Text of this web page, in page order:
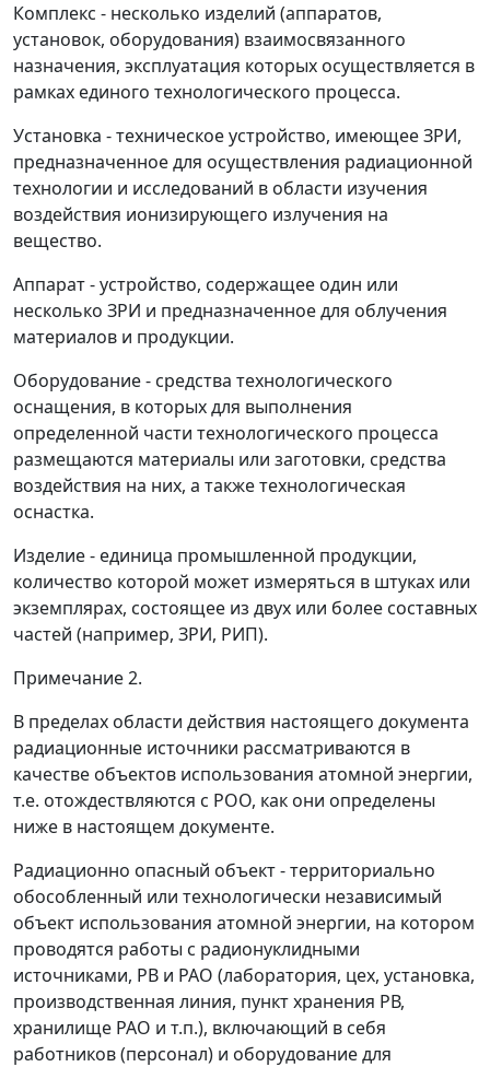
Комплекс - несколько изделий (аппаратов,
установок, оборудования) взаимосвязанного
назначения, эксплуатация которых осуществляется в
рамках единого технологического процесса.
Установка - техническое устройство, имеющее ЗРИ,
предназначенное для осуществления радиационной
технологии и исследований в области изучения
воздействия ионизирующего излучения на
вещество.
Аппарат - устройство, содержащее один или
несколько ЗРИ и предназначенное для облучения
материалов и продукции.
Оборудование - средства технологического
оснащения, в которых для выполнения
определенной части технологического процесса
размещаются материалы или заготовки, средства
воздействия на них, а также технологическая
оснастка.
Изделие - единица промышленной продукции,
количество которой может измеряться в штуках или
экземплярах, состоящее из двух или более составных
частей (например, ЗРИ, РИП).
Примечание 2.
В пределах области действия настоящего документа
радиационные источники рассматриваются в
качестве объектов использования атомной энергии,
т.е. отождествляются с РОО, как они определены
ниже в настоящем документе.
Радиационно опасный объект - территориально
обособленный или технологически независимый
объект использования атомной энергии, на котором
проводятся работы с радионуклидными
источниками, РВ и РАО (лаборатория, цех, установка,
производственная линия, пункт хранения РВ,
хранилище РАО и т.п.), включающий в себя
работников (персонал) и оборудование для